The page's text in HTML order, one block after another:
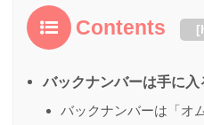
Contents [
バックナンバーは手に入
バックナンバーは「オ